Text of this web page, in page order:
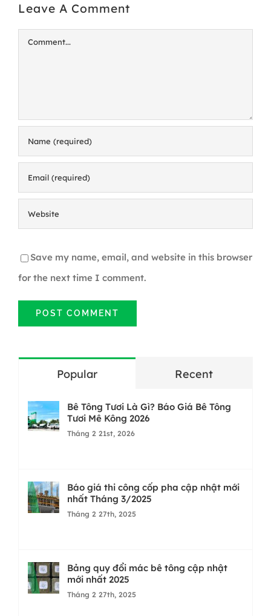
Leave A Comment
Comment
Save my name, email, and website in this browser
for the next time I comment.
Popular Recent
Bê Tông Tươi Là Gì? Báo Giá Bê Tông
Tươi Mê Kông 2026
Tháng 2 21st, 2026
Báo giá thi công cốp pha cập nhật mới
nhất Tháng 3/2025
Tháng 2 27th, 2025
Bảng quy đổi mác bê tông cập nhật
mới nhất 2025
Tháng 2 27th, 2025